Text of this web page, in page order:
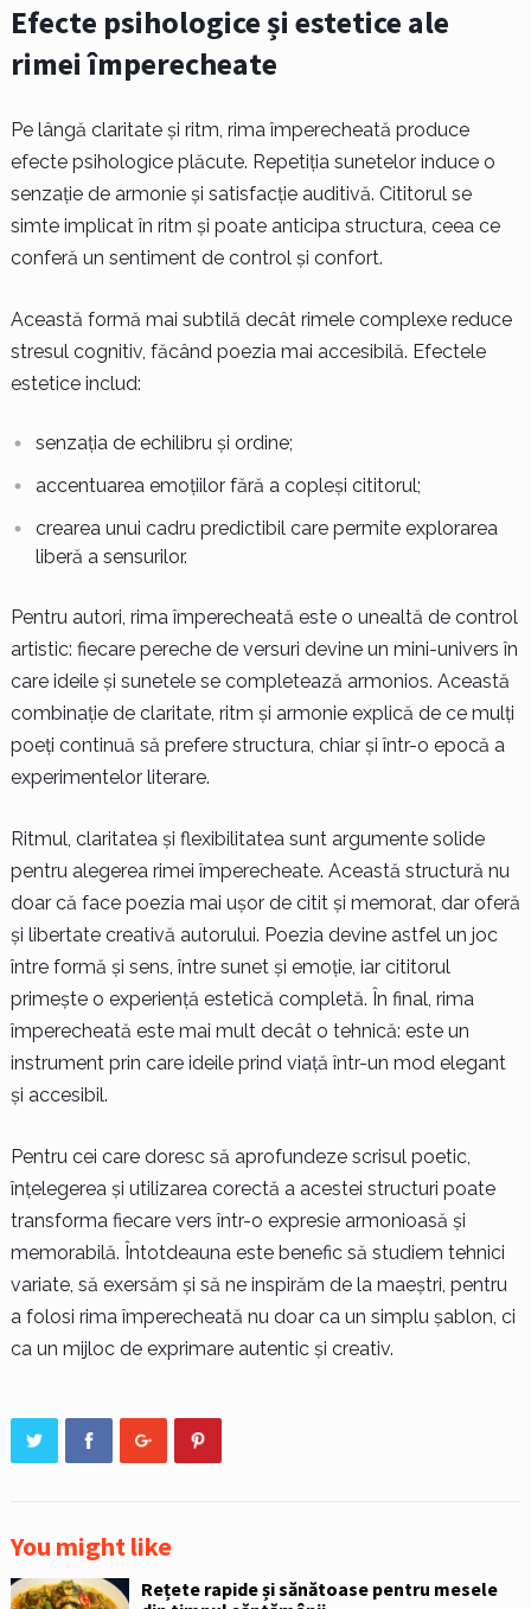
Efecte psihologice și estetice ale
rimei împerecheate
Pe lângă claritate și ritm, rima împerecheată produce
efecte psihologice plăcute. Repetiția sunetelor induce o
senzație de armonie și satisfacție auditivă. Cititorul se
simte implicat în ritm și poate anticipa structura, ceea ce
conferă un sentiment de control și confort.
Această formă mai subtilă decât rimele complexe reduce
stresul cognitiv, făcând poezia mai accesibilă. Efectele
estetice includ:
senzația de echilibru și ordine;
accentuarea emoțiilor fără a copleși cititorul;
crearea unui cadru predictibil care permite explorarea
liberă a sensurilor.
Pentru autori, rima împerecheată este o unealtă de control
artistic: fiecare pereche de versuri devine un mini-univers în
care ideile și sunetele se completează armonios. Această
combinație de claritate, ritm și armonie explică de ce mulți
poeți continuă să prefere structura, chiar și într-o epocă a
experimentelor literare.
Ritmul, claritatea și flexibilitatea sunt argumente solide
pentru alegerea rimei împerecheate. Această structură nu
doar că face poezia mai ușor de citit și memorat, dar oferă
și libertate creativă autorului. Poezia devine astfel un joc
între formă și sens, între sunet și emoție, iar cititorul
primește o experiență estetică completă. În final, rima
împerecheată este mai mult decât o tehnică: este un
instrument prin care ideile prind viață într-un mod elegant
și accesibil.
Pentru cei care doresc să aprofundeze scrisul poetic,
înțelegerea și utilizarea corectă a acestei structuri poate
transforma fiecare vers într-o expresie armonioasă și
memorabilă. Întotdeauna este benefic să studiem tehnici
variate, să exersăm și să ne inspirăm de la maeștri, pentru
a folosi rima împerecheată nu doar ca un simplu șablon, ci
ca un mijloc de exprimare autentic și creativ.
You might like
Rețete rapide și sănătoase pentru mesele